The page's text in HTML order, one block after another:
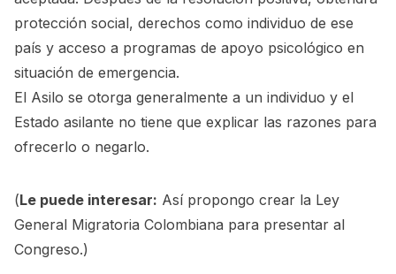
protección social, derechos como individuo de ese
país y acceso a programas de apoyo psicológico en
situación de emergencia.
El Asilo se otorga generalmente a un individuo y el
Estado asilante no tiene que explicar las razones para
ofrecerlo o negarlo.
(Le puede interesar: Así propongo crear la Ley
General Migratoria Colombiana para presentar al
Congreso.)